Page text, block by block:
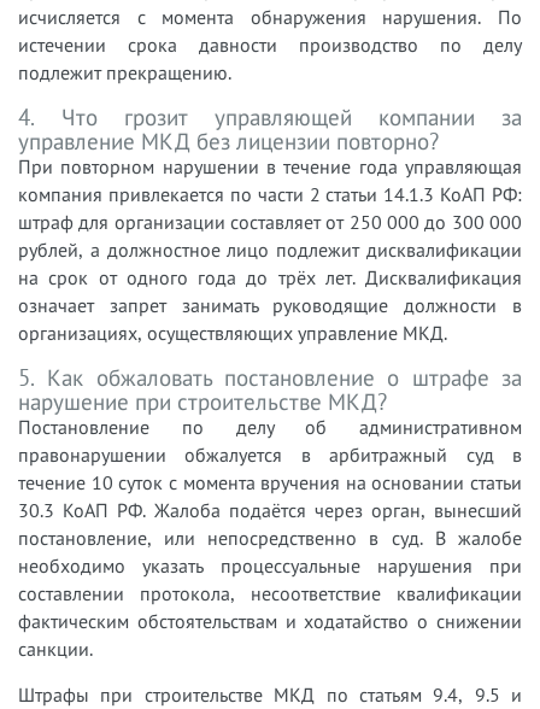
исчисляется с момента обнаружения нарушения. По
истечении срока давности производство по делу
подлежит прекращению.
4. Что грозит управляющей компании за
управление МКД без лицензии повторно?
При повторном нарушении в течение года управляющая
компания привлекается по части 2 статьи 14.1.3 КоАП РФ:
штраф для организации составляет от 250 000 до 300 000
рублей, а должностное лицо подлежит дисквалификации
на срок от одного года до трёх лет. Дисквалификация
означает запрет занимать руководящие должности в
организациях, осуществляющих управление МКД.
5. Как обжаловать постановление о штрафе за
нарушение при строительстве МКД?
Постановление по делу об административном
правонарушении обжалуется в арбитражный суд в
течение 10 суток с момента вручения на основании статьи
30.3 КоАП РФ. Жалоба подаётся через орган, вынесший
постановление, или непосредственно в суд. В жалобе
необходимо указать процессуальные нарушения при
составлении протокола, несоответствие квалификации
фактическим обстоятельствам и ходатайство о снижении
санкции.
Штрафы при строительстве МКД по статьям 9.4, 9.5 и